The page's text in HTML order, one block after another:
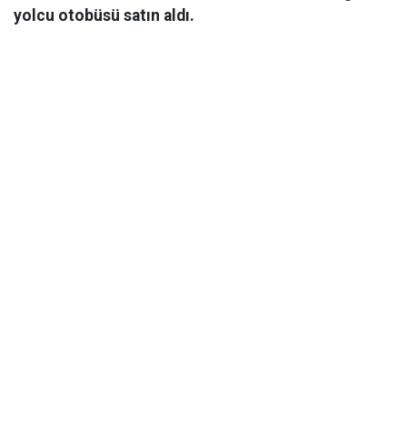
yolcu otobüsü satın aldı.